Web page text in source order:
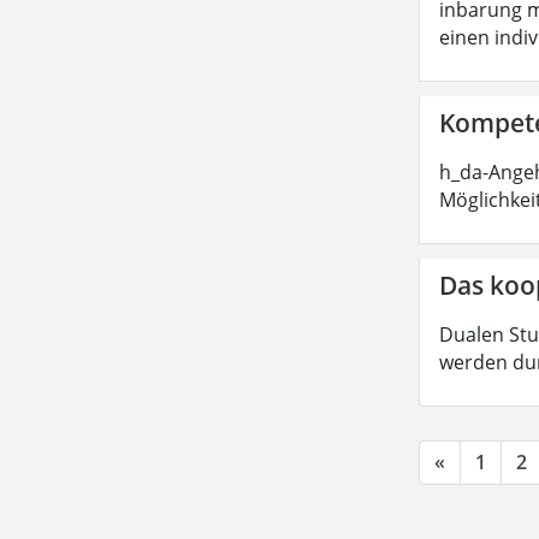
inbarung
einen
h_da-
Das
Dualen
werden
« 1 2